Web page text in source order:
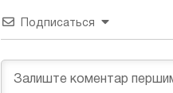
Подписаться